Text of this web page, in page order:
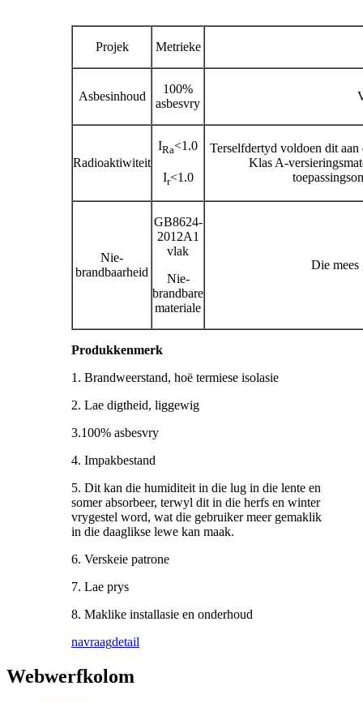
Projek Metrieke
Asbesinhoud
100%
asbesvry
Radioaktiwiteit
IRa<1.0
Ir<1.0
Terselfdertyd voldoen dit
Klas A-
Nie-
brandbaarheid
GB8624-
2012A1
vlak
Nie-
brandbare
materiale
Die
Produkkenmerk
1. Brandweerstand, hoë termiese isolasie
2. Lae digtheid, liggewig
3.100% asbesvry
4. Impakbestand
5. Dit kan die humiditeit in die lug in die lente en
somer absorbeer, terwyl dit in die herfs en winter
vrygestel word, wat die gebruiker meer gemaklik
in die daaglikse lewe kan maak.
6. Verskeie patrone
7. Lae prys
8. Maklike installasie en onderhoud
navraagdetail
Webwerfkolom